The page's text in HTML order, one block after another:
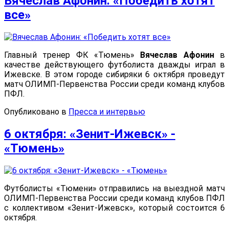
все»
Главный тренер ФК «Тюмень» Вячеслав Афонинв
качестве действующего футболиста дважды играл в
Ижевске. В этом городе сибиряки 6 октября проведут
матч ОЛИМП-Первенства России среди команд клубов
ПФЛ.
Опубликовано в Пресса и интервью
6 октября: «Зенит-Ижевск» -
«Тюмень»
Футболисты «Тюмени» отправились на выездной матч
ОЛИМП-Первенства России среди команд клубов ПФЛ
с коллективом «Зенит-Ижевск», который состоится 6
октября.